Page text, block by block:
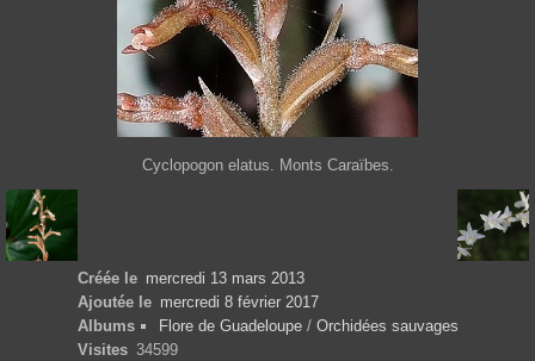
Cyclopogon elatus. Monts Caraïbes.
Créée le mercredi 13 mars 2013
Ajoutée le mercredi 8 février 2017
Albums
Flore de Guadeloupe/ Orchidées sauvages
Visites 34599